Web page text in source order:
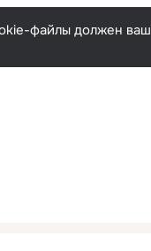
Русскийфайлы должен ваш